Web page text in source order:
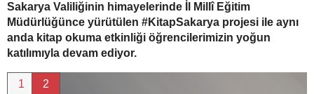
Sakarya Valiliğinin himayelerinde İl Millî Eğitim
Müdürlüğünce yürütülen #KitapSakarya projesi ile aynı
anda kitap okuma etkinliği öğrencilerimizin yoğun
katılımıyla devam ediyor.
1 2